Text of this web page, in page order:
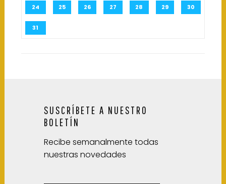
24 25 26 27 28 29 30
31
SUSCRÍBETE A NUESTRO
BOLETÍN
Recibe semanalmente todas
nuestras novedades